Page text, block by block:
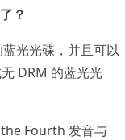
？
光光碟，并且可以
DRM 的蓝光光
Fourth 发音与